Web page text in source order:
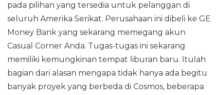
pada pilihan yang tersedia untuk pelanggan di
seluruh Amerika Serikat. Perusahaan ini dibeli ke GE
Money Bank yang sekarang memegang akun
Casual Corner Anda. Tugas-tugas ini sekarang
memiliki kemungkinan tempat liburan baru. Itulah
bagian dari alasan mengapa tidak hanya ada begitu
banyak proyek yang berbeda di Cosmos, beberapa